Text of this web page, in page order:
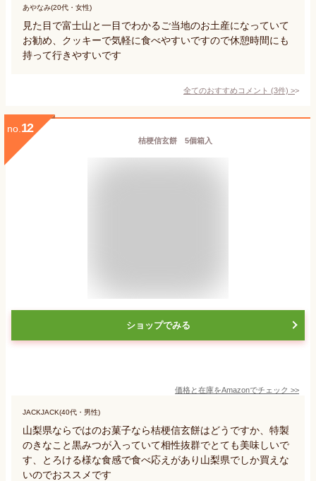
あやなみ(20代・女性)
見た目で富士山と一目でわかるご当地のお土産になっていて
お勧め、クッキーで気軽に食べやすいですので休憩時間にも
持って行きやすいです
全てのおすすめコメント (3件) >
no. 12
桔梗信玄餅 5個箱入
ショップでみる
価格と在庫をAmazonでチェック >>
JACKJACK(40代・男性)
山梨県ならではのお菓子なら桔梗信玄餅はどうですか、特製
のきなこと黒みつが入っていて相性抜群でとても美味しいで
す、とろける様な食感で食べ応えがあり山梨県でしか買えな
いのでおススメです